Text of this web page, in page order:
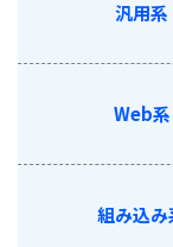
汎用系
Web系
組み込み